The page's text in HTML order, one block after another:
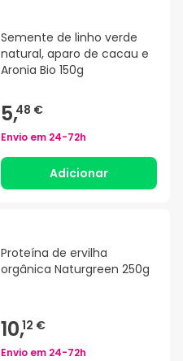
Semente de linho verde
natural, aparo de cacau e
Aronia Bio 150g
5,48 €
Envio em 24-72h
Adicionar
Proteína de ervilha
orgânica Naturgreen 250g
10,12 €
Envio em 24-72h